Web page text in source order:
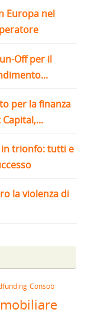
Europa nel
Off per il
per la finanza
in trionfo: tutti e
la violenza di
Consob